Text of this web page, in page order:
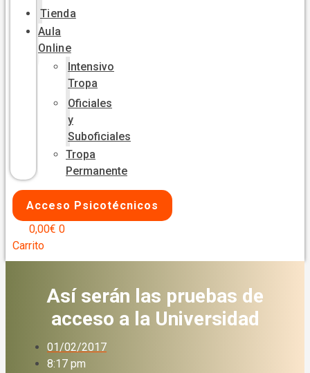
Tienda
Aula
Online
Intensivo
Tropa
Oficiales
y
Suboficiales
Tropa
Permanente
Acceso Psicotécnicos
0,00€ 0
Carrito
Así serán las pruebas de
acceso a la Universidad
01/02/2017
8:17 pm